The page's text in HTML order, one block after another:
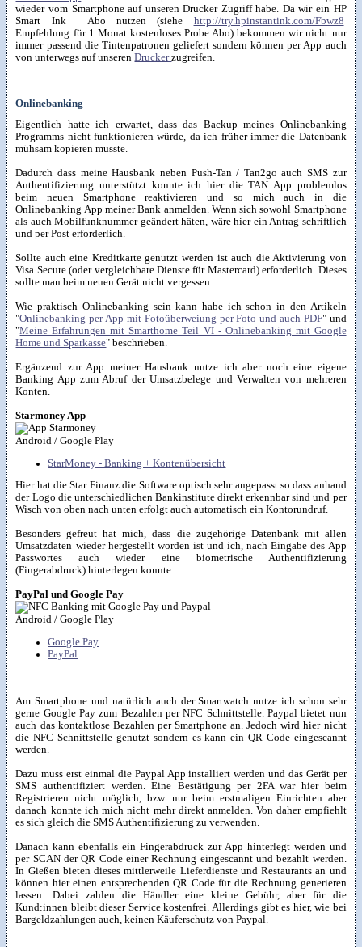
wieder vom Smartphone auf unseren Drucker Zugriff habe. Da wir ein HP
Smart Ink Abo nutzen (siehe http://try.hpinstantink.com/Fbwz8
Empfehlung für 1 Monat kostenloses Probe Abo) bekommen wir nicht nur
immer passend die Tintenpatronen geliefert sondern können per App auch
von unterwegs auf unserenDruckerzugreifen.
Onlinebanking
Eigentlich hatte ich erwartet, dass das Backup meines Onlinebanking
Programms nicht funktionieren würde, da ich früher immer die Datenbank
mühsam kopieren musste.
Dadurch dass meine Hausbank neben Push-Tan / Tan2go auch SMS zur
Authentifizierung unterstützt konnte ich hier die TAN App problemlos
beim neuen Smartphone reaktivieren und so mich auch in die
Onlinebanking App meiner Bank anmelden. Wenn sich sowohl Smartphone
als auch Mobilfunknummer geändert häten, wäre hier ein Antrag schriftlich
und per Post erforderlich.
Sollte auch eine Kreditkarte genutzt werden ist auch die Aktivierung von
Visa Secure (oder vergleichbare Dienste für Mastercard) erforderlich. Dieses
sollte man beim neuen Gerät nicht vergessen.
Wie praktisch Onlinebanking sein kann habe ich schon in den Artikeln
"Onlinebanking per App mit Fotoüberweiung per Foto und auch PDF" und
"Meine Erfahrungen mit Smarthome Teil VI - Onlinebanking mit Google
Home und Sparkasse" beschrieben.
Ergänzend zur App meiner Hausbank nutze ich aber noch eine eigene
Banking App zum Abruf der Umsatzbelege und Verwalten von mehreren
Konten.
Starmoney App
Android / Google Play
StarMoney - Banking + Kontenübersicht
Hier hat die Star Finanz die Software optisch sehr angepasst so dass anhand
der Logo die unterschiedlichen Bankinstitute direkt erkennbar sind und per
Wisch von oben nach unten erfolgt auch automatisch ein Kontorundruf.
Besonders gefreut hat mich, dass die zugehörige Datenbank mit allen
Umsatzdaten wieder hergestellt worden ist und ich, nach Eingabe des App
Passwortes auch wieder eine biometrische Authentifizierung
(Fingerabdruck) hinterlegen konnte.
PayPal und Google Pay
Android / Google Play
Google Pay
PayPal
Am Smartphone und natürlich auch der Smartwatch nutze ich schon sehr
gerne Google Pay zum Bezahlen per NFC Schnittstelle. Paypal bietet nun
auch das kontaktlose Bezahlen per Smartphone an. Jedoch wird hier nicht
die NFC Schnittstelle genutzt sondern es kann ein QR Code eingescannt
werden.
Dazu muss erst einmal die Paypal App installiert werden und das Gerät per
SMS authentifiziert werden. Eine Bestätigung per 2FA war hier beim
Registrieren nicht möglich, bzw. nur beim erstmaligen Einrichten aber
danach konnte ich mich nicht mehr direkt anmelden. Von daher empfiehlt
es sich gleich die SMS Authentifizierung zu verwenden.
Danach kann ebenfalls ein Fingerabdruck zur App hinterlegt werden und
per SCAN der QR Code einer Rechnung eingescannt und bezahlt werden.
In Gießen bieten dieses mittlerweile Lieferdienste und Restaurants an und
können hier einen entsprechenden QR Code für die Rechnung generieren
lassen. Dabei zahlen die Händler eine kleine Gebühr, aber für die
Kund:innen bleibt dieser Service kostenfrei. Allerdings gibt es hier, wie bei
Bargeldzahlungen auch, keinen Käuferschutz von Paypal.